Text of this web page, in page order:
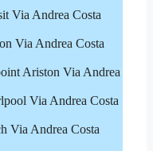
Via Andrea Costa
Via Andrea Costa
Ariston Via Andrea
Via Andrea Costa
Via Andrea Costa